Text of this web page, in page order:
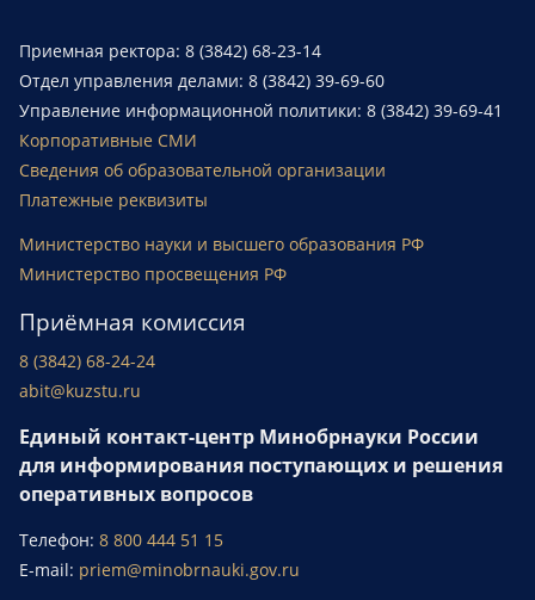
Приемная ректора: 8 (3842) 68-23-14
Отдел управления делами: 8 (3842) 39-69-60
Управление информационной политики: 8 (3842) 39-69-41
Корпоративные СМИ
Сведения об образовательной организации
Платежные реквизиты
Министерство науки и высшего образования РФ
Министерство просвещения РФ
Приёмная комиссия
8 (3842) 68-24-24
abit@kuzstu.ru
Единый контакт-центр Минобрнауки России
для информирования поступающих и решения
оперативных вопросов
Телефон: 8 800 444 51 15
E-mail: priem@minobrnauki.gov.ru